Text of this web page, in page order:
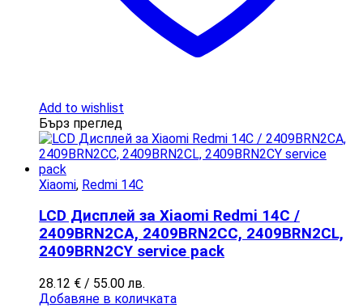
Add to wishlist
Бърз преглед
Xiaomi, Redmi 14C
LCD Дисплей за Xiaomi Redmi 14C /
2409BRN2CA, 2409BRN2CC, 2409BRN2CL,
2409BRN2CY service pack
28.12 € / 55.00 лв.
Добавяне в количката